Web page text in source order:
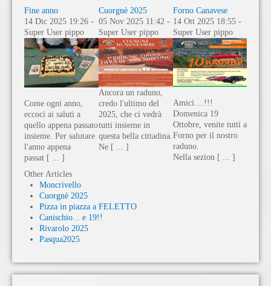
Fine anno
14 Dic 2025 19:26 -
Super User pippo
Come ogni anno,
eccoci ai saluti a
quello appena passato
insieme. Per salutare
l'anno appena
passat [ ... ]
Cuorgnè 2025
05 Nov 2025 11:42 -
Super User pippo
Ancora un raduno,
credo l'ultimo del
2025, che ci vedrà
tutti insieme in
questa bella cittadina.
Ne [ ... ]
Forno Canavese
14 Ott 2025 18:55 -
Super User pippo
Amici....!!!
Domenica 19
Ottobre, venite tutti a
Forno per il nostro
raduno.
Nella sezion [ ... ]
Other Articles
Moncrivello
Cuorgnè 2025
Pizza in piazza a FELETTO
Canischio... e 19!!
Rivarolo 2025
Pasqua2025